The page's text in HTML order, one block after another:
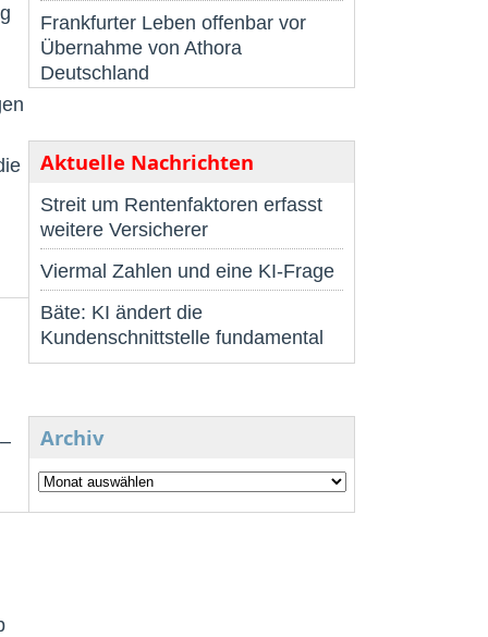
Frankfurter Leben offenbar vor
Übernahme von Athora
Deutschland
Aktuelle Nachrichten
Streit um Rentenfaktoren erfasst
weitere Versicherer
Viermal Zahlen und eine KI-Frage
Bäte: KI ändert die
Kundenschnittstelle fundamental
Archiv